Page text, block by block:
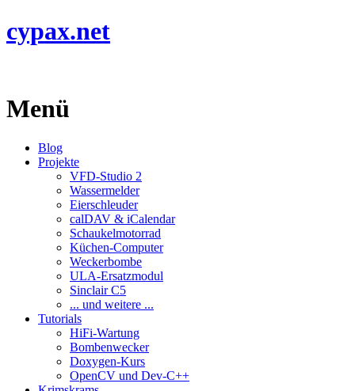
cypax.net
Menü
Blog
Projekte
VFD-Studio 2
Wassermelder
Eierschleuder
calDAV & iCalendar
Schaukelmotorrad
Küchen-Computer
Weckerbombe
ULA-Ersatzmodul
Sinclair C5
... und weitere ...
Tutorials
HiFi-Wartung
Bombenwecker
Doxygen-Kurs
OpenCV und Dev-C++